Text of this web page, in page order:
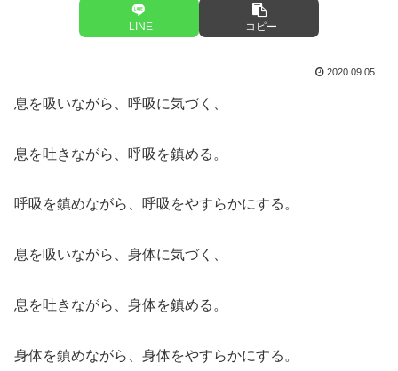
LINE コピー
2020.09.05
息を吸いながら、呼吸に気づく、
息を吐きながら、呼吸を鎮める。
呼吸を鎮めながら、呼吸をやすらかにする。
息を吸いながら、身体に気づく、
息を吐きながら、身体を鎮める。
身体を鎮めながら、身体をやすらかにする。